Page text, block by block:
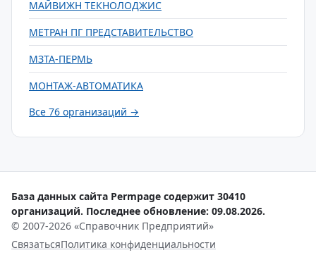
МАЙВИЖН ТЕКНОЛОДЖИС
МЕТРАН ПГ ПРЕДСТАВИТЕЛЬСТВО
МЗТА-ПЕРМЬ
МОНТАЖ-АВТОМАТИКА
Все 76 организаций →
База данных сайта Permpage содержит 30410
организаций. Последнее обновление: 09.08.2026.
© 2007-2026 «Справочник Предприятий»
СвязатьсяПолитика конфиденциальности